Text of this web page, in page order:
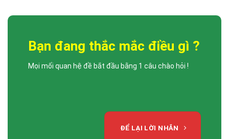
Bạn đang thắc mắc điều gì ?
Mọi mối quan hệ đề bắt đầu bằng 1 câu chào hỏi !
ĐỂ LẠI LỜI NHẮN